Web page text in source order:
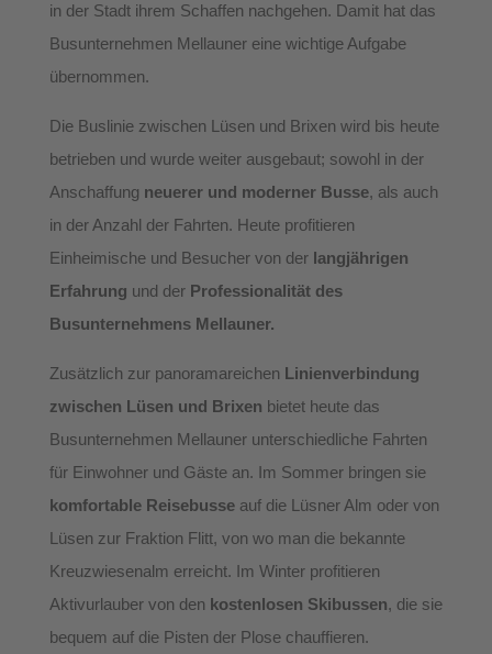
in der Stadt ihrem Schaffen nachgehen. Damit hat das
Busunternehmen Mellauner eine wichtige Aufgabe
übernommen.
Die Buslinie zwischen Lüsen und Brixen wird bis heute
betrieben und wurde weiter ausgebaut; sowohl in der
Anschaffung neuerer und moderner Busse, als auch
in der Anzahl der Fahrten. Heute profitieren
Einheimische und Besucher von der langjährigen
Erfahrung und derProfessionalität des
Busunternehmens Mellauner.
Zusätzlich zur panoramareichen Linienverbindung
zwischen Lüsen und Brixen bietet heute das
Busunternehmen Mellauner unterschiedliche Fahrten
für Einwohner und Gäste an. Im Sommer bringen sie
komfortable Reisebusseauf die Lüsner Alm oder von
Lüsen zur Fraktion Flitt, von wo man die bekannte
Kreuzwiesenalm erreicht. Im Winter profitieren
Aktivurlauber von den kostenlosen Skibussen, die sie
bequem auf die Pisten der Plose chauffieren.